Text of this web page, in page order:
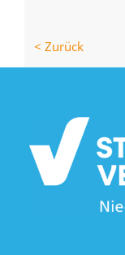
< Zurück